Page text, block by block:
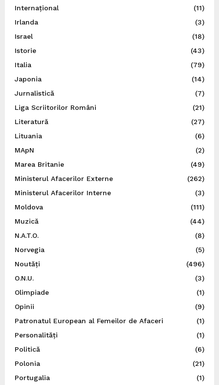
Internațional
(11)
Irlanda
(3)
Israel
(18)
Istorie
(43)
Italia
(79)
Japonia
(14)
Jurnalistică
(7)
Liga Scriitorilor Români
(21)
Literatură
(27)
Lituania
(6)
MApN
(2)
Marea Britanie
(49)
Ministerul Afacerilor Externe
(262)
Ministerul Afacerilor Interne
(3)
Moldova
(111)
Muzică
(44)
N.A.T.O.
(8)
Norvegia
(5)
Noutăți
(496)
O.N.U.
(3)
Olimpiade
(1)
Opinii
(9)
Patronatul European al Femeilor de Afaceri
(1)
Personalități
(1)
Politică
(6)
Polonia
(21)
Portugalia
(1)